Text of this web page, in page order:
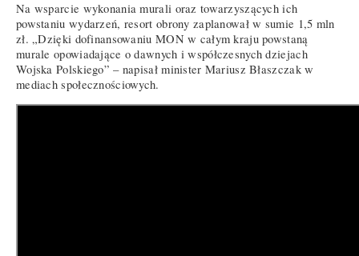
Na wsparcie wykonania murali oraz towarzyszących ich
powstaniu wydarzeń, resort obrony zaplanował w sumie 1,5 mln
zł. „Dzięki dofinansowaniu MON w całym kraju powstaną
murale opowiadające o dawnych i współczesnych dziejach
Wojska Polskiego” – napisał minister Mariusz Błaszczak w
mediach społecznościowych.